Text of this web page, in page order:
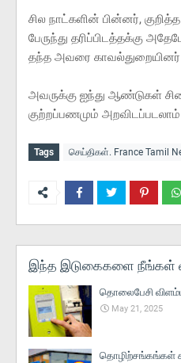
சில நாட்களின் பின்னர்,
பேருந்து தரிப்பிடத்தக்கு
தந்த அவரை
அவருக்கு ஐந்து ஆண்டுகள்
குற்றப்பணமும்
Tags செய்திகள். France Tamil
இந்த இடுகைகளை நீங்கள்
தொலைபேசி
May 21, 2025
தொழிற்சங்கங்கள்